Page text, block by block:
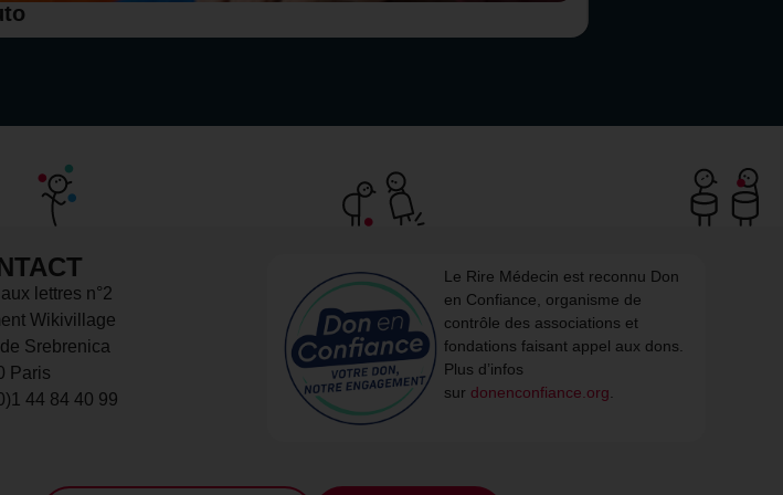
web
les plus consultés, ou encore la répartition géographique des visiteurs.
lettres n°2
Wikivillage
Srebrenica
Paris
44 84 40 99
Le Rire Médecin est reconnu Don
en Confiance, organisme de
contrôle des associations et
fondations faisant appel aux dons.
Plus d’infos
sur donenconfiance.org.